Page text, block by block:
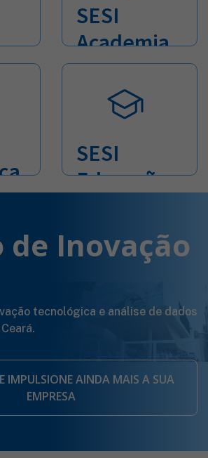
SESI
Academia
SESI
Educação
de Inovação
tecnológica e análise de dados
EMPRESA